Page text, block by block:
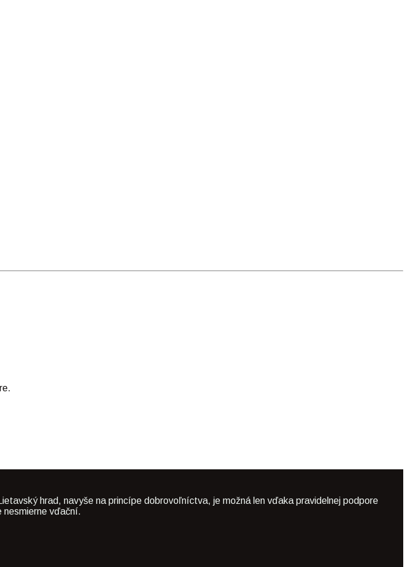
hrad, navyše na princípe dobrovoľníctva, je možná len vďaka pravidelnej podpore
nesmierne vďační.